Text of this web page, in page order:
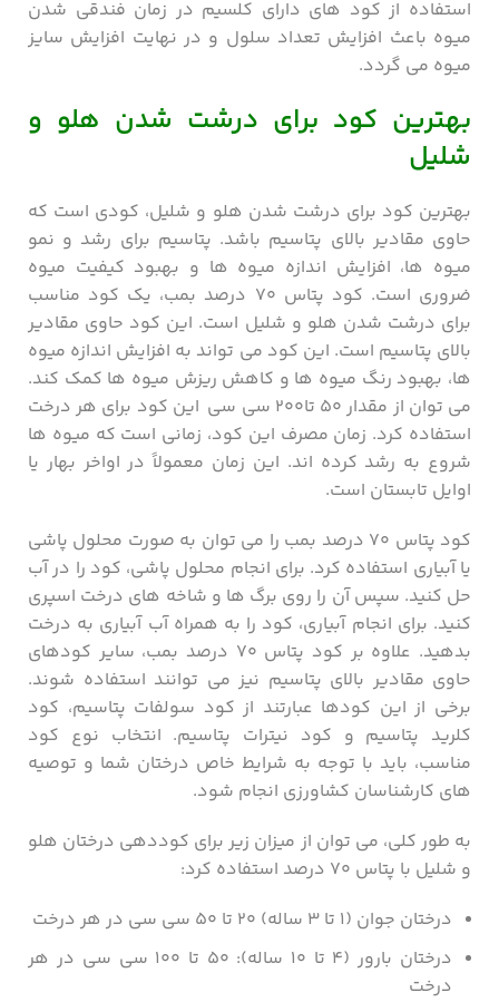
استفاده از کود های دارای کلسیم در زمان فندقی شدن
میوه باعث افزایش تعداد سلول و در نهایت افزایش سایز
میوه می گردد.
بهترین کود برای درشت شدن هلو و
شلیل
بهترین کود برای درشت شدن هلو و شلیل، کودی است که
حاوی مقادیر بالای پتاسیم باشد. پتاسیم برای رشد و نمو
میوه ها، افزایش اندازه میوه ها و بهبود کیفیت میوه
ضروری است. کود پتاس ۷۰ درصد بمب، یک کود مناسب
برای درشت شدن هلو و شلیل است. این کود حاوی مقادیر
بالای پتاسیم است. این کود می تواند به افزایش اندازه میوه
ها، بهبود رنگ میوه ها و کاهش ریزش میوه ها کمک کند.
می توان از مقدار ۵۰ تا۲۰۰ سی سی این کود برای هر درخت
استفاده کرد. زمان مصرف این کود، زمانی است که میوه ها
شروع به رشد کرده اند. این زمان معمولاً در اواخر بهار یا
اوایل تابستان است.
کود پتاس ۷۰ درصد بمب را می توان به صورت محلول پاشی
یا آبیاری استفاده کرد. برای انجام محلول پاشی، کود را در آب
حل کنید. سپس آن را روی برگ ها و شاخه های درخت اسپری
کنید. برای انجام آبیاری، کود را به همراه آب آبیاری به درخت
بدهید. علاوه بر کود پتاس ۷۰ درصد بمب، سایر کودهای
حاوی مقادیر بالای پتاسیم نیز می توانند استفاده شوند.
برخی از این کودها عبارتند از کود سولفات پتاسیم، کود
کلرید پتاسیم و کود نیترات پتاسیم. انتخاب نوع کود
مناسب، باید با توجه به شرایط خاص درختان شما و توصیه
های کارشناسان کشاورزی انجام شود.
به طور کلی، می توان از میزان زیر برای کوددهی درختان هلو
و شلیل با پتاس ۷۰ درصد استفاده کرد:
درختان جوان (۱ تا ۳ ساله) ۲۰ تا ۵۰ سی سی در هر درخت
درختان بارور (۴ تا ۱۰ ساله): ۵۰ تا ۱۰۰ سی سی در هر
درخت